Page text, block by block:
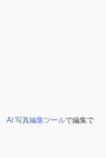
AI 写真編集ツールで編集で